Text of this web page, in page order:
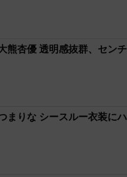
熊杏優 透明感抜群、セン
まりな シースルー衣装に